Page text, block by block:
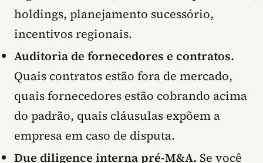
holdings, planejamento sucessório,
incentivos regionais.
Auditoria de fornecedores e contratos.
Quais contratos estão fora de mercado,
quais fornecedores estão cobrando acima
do padrão, quais cláusulas expõem a
empresa em caso de disputa.
Due diligence interna pré-M&A. Se você